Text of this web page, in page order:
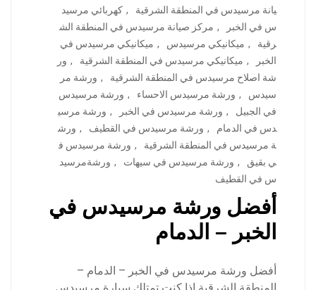
يانة مرسيدس في المنطقة الشرقية
, كهربائي مرسيد
س في الخبر
, مركز صيانة مرسيدس في المنطقة الش
رقية
, ميكانيكي مرسيدس , ميكانيكي مرسيدس في
الخبر
, ميكانيكي مرسيدس في المنطقة الشرقية , ور
شة اصلاح مرسيدس في المنطقة الشرقية
, ورشة مر
سيدس
, ورشة مرسيدس الاحساء , ورشة مرسيدس
في الجبيل
, ورشة مرسيدس في الخبر , ورشة مرسي
دس في الدمام
, ورشة مرسيدس في القطيف , ورش
ة مرسيدس في المنطقة الشرقية
, ورشة مرسيدس ف
ي بقيق
, ورشة مرسيدس في سيهات , ورشةمرسيد
س في القطيف
أفضل ورشة مرسيدس في
الخبر – الدمام
أفضل ورشة مرسيدس في الخبر – الدمام –